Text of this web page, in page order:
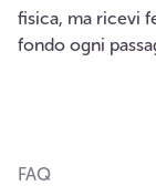
fisica, ma ricevi
fondo ogni
FAQ